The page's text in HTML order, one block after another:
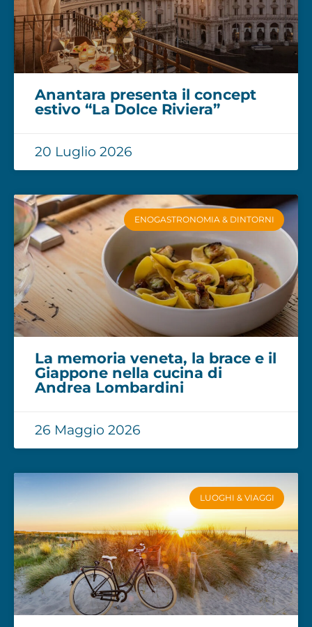
Anantara presenta il concept
estivo “La Dolce Riviera”
20 Luglio 2026
ENOGASTRONOMIA & DINTORNI
La memoria veneta, la brace e il
Giappone nella cucina di
Andrea Lombardini
26 Maggio 2026
LUOGHI & VIAGGI